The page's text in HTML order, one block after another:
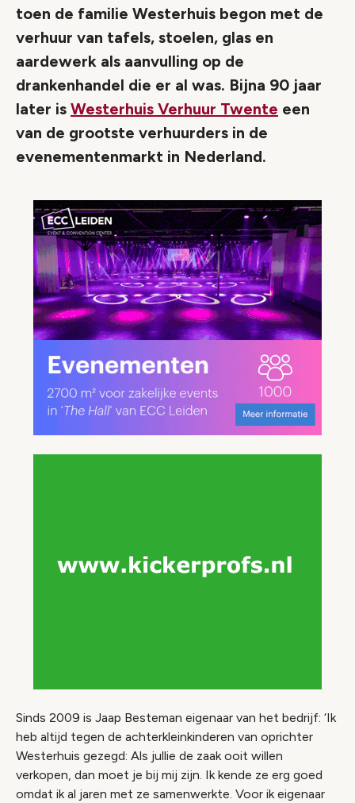
toen de familie Westerhuis begon met de
verhuur van tafels, stoelen, glas en
aardewerk als aanvulling op de
drankenhandel die er al was. Bijna 90 jaar
later is Westerhuis Verhuur Twente een
van de grootste verhuurders in de
evenementenmarkt in Nederland.
Sinds 2009 is Jaap Besteman eigenaar van het bedrijf: ‘Ik
heb altijd tegen de achterkleinkinderen van oprichter
Westerhuis gezegd: Als jullie de zaak ooit willen
verkopen, dan moet je bij mij zijn. Ik kende ze erg goed
omdat ik al jaren met ze samenwerkte. Voor ik eigenaar